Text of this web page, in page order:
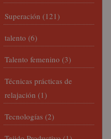
Superación (121)
talento (6)
Talento femenino (3)
Técnicas prácticas de
relajación (1)
Tecnologías (2)